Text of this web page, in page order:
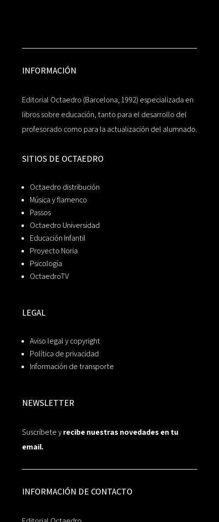
INFORMACIÓN
Editorial Octaedro (Barcelona, 1992) especializada en
libros sobre educación, tanto para el desarrollo del
profesorado como para la actualización del alumnado.
SITIOS DE OCTAEDRO
Octaedro distribución
Música y flamenco
Passos
Octaedro Universidad
Educación Infantil
Proyecto Noria
Psicología
OctaedroTV
LEGAL
Aviso legal y copyright
Política de privacidad
Información de transporte
NEWSLETTER
Suscríbete yrecibe nuestras novedades en tu
email.
INFORMACIÓN DE CONTACTO